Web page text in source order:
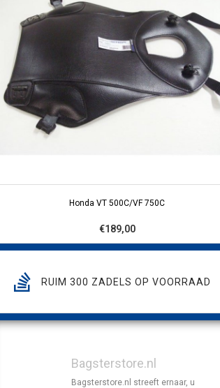
Honda VT 500C/VF 750C
€189,00
RUIM 300 ZADELS OP VOORRAAD
Bagsterstore.nl
Bagsterstore.nl streeft ernaar, u